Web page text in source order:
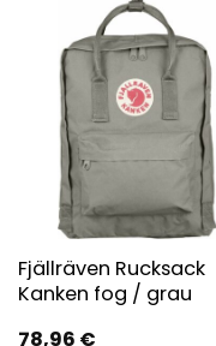
Fjällräven Rucksack
Kanken fog / grau
78,96 €